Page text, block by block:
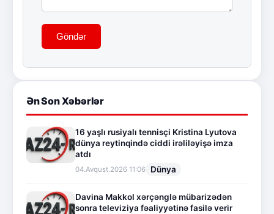
Göndər
Ən Son Xəbərlər
16 yaşlı rusiyalı tennisçi Kristina Lyutova
dünya reytinqində ciddi irəliləyişə imza
atdı
04.Avqust.2026 11:06 Dünya
Davina Makkol xərçənglə mübarizədən
sonra televiziya fəaliyyətinə fasilə verir